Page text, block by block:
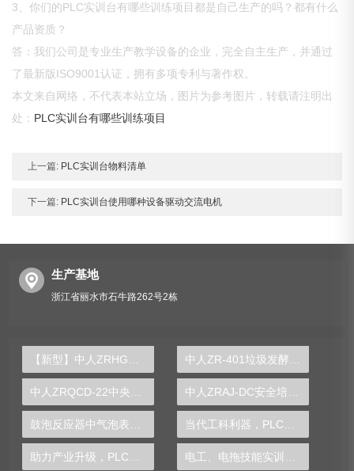
3、你们的PLC实训台有哪些训练项目都是自己生产的吗？都有什么
产品资质？
答：我们公司是专业生产教学设备的企业，完全自主生产，并通过
了最新版ISO9001认证，拥有多项专利与著作权。
本文来自网络，不代表本站立场，图片为参考图片，转载请注明出
处： PLC实训台有哪些训练项目
上一篇: PLC实训台物料清单
下一篇: PLC实训台使用哪种设备驱动交流电机
生产基地
浙江省丽水市石牛路262号2栋